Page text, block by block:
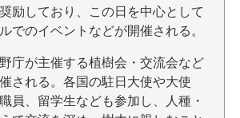
励しており、この日を中心として
でのイベントなどが開催される。
庁が主催する植樹会・交流会など
される。各国の駐日大使や大使
員、留学生なども参加し、人種・